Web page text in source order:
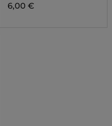
6,00 €